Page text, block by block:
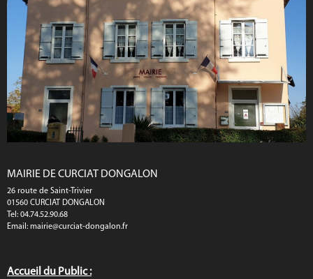
MAIRIE DE CURCIAT DONGALON
26 route de Saint-Trivier
01560 CURCIAT DONGALON
Tel: 04.74.52.90.68
Email: mairie@curciat-dongalon.fr
Accueil du Public :